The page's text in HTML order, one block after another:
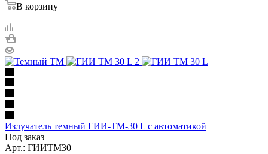
В корзину
Излучатель темный ГИИ-ТМ-30 L с автоматикой
Под заказ
Арт.: ГИИТМ30